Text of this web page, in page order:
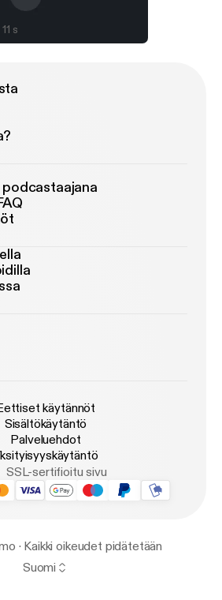
11 s
podcastaajana
käytännöt
Sisältökäytäntö
Palveluehdot
SSL-sertifioitu sivu
· Kaikki oikeudet pidätetään
Suomi